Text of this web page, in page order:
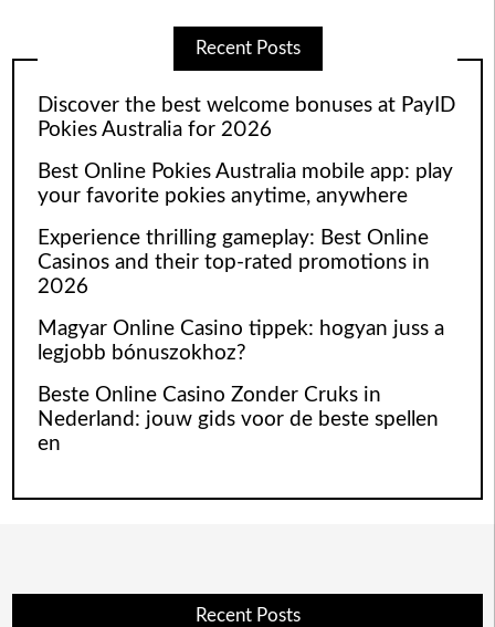
Recent Posts
Discover the best welcome bonuses at PayID
Pokies Australia for 2026
Best Online Pokies Australia mobile app: play
your favorite pokies anytime, anywhere
Experience thrilling gameplay: Best Online
Casinos and their top-rated promotions in
2026
Magyar Online Casino tippek: hogyan juss a
legjobb bónuszokhoz?
Beste Online Casino Zonder Cruks in
Nederland: jouw gids voor de beste spellen
en
Recent Posts